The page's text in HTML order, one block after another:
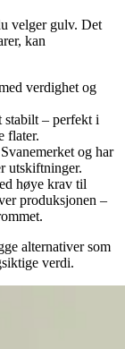
velger gulv. Det
kan
verdighet og
stabilt – perfekt i
flater.
og har
utskiftninger.
høye krav til
produksjonen –
alternativer som
verdi.